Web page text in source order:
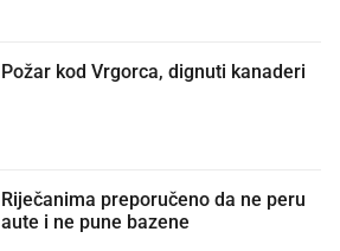
Požar kod Vrgorca, dignuti kanaderi
Riječanima preporučeno da ne peru
aute i ne pune bazene